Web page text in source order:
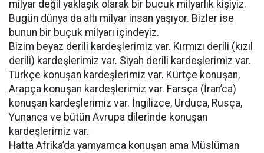
milyar değil yaklaşık olarak bir bucuk milyarlık kişiyiz.
Bugün dünya da altı milyar insan yaşıyor. Bizler ise
bunun bir buçuk milyarı içindeyiz.
Bizim beyaz derili kardeşlerimiz var. Kırmızı derili (kızıl
derili) kardeşlerimiz var. Siyah derili kardeşlerimiz var.
Türkçe konuşan kardeşlerimiz var. Kürtçe konuşan,
Arapça konuşan kardeşlerimiz var. Farsça (İran’ca)
konuşan kardeşlerimiz var. İngilizce, Urduca, Rusça,
Yunanca ve bütün Avrupa dilerinde konuşan
kardeşlerimiz var.
Hatta Afrika’da yamyamca konuşan ama Müslüman